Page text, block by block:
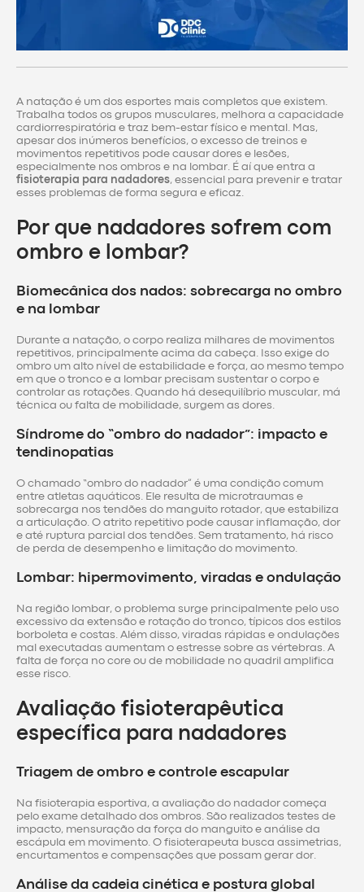
A natação é um dos esportes mais completos que existem.
Trabalha todos os grupos musculares, melhora a capacidade
cardiorrespiratória e traz bem-estar físico e mental. Mas,
apesar dos inúmeros benefícios, o excesso de treinos e
movimentos repetitivos pode causar dores e lesões,
especialmente nos ombros e na lombar. É aí que entra a
fisioterapia para nadadores, essencial para prevenir e tratar
esses problemas de forma segura e eficaz.
Por que nadadores sofrem com
ombro e lombar?
Biomecânica dos nados: sobrecarga no ombro
e na lombar
Durante a natação, o corpo realiza milhares de movimentos
repetitivos, principalmente acima da cabeça. Isso exige do
ombro um alto nível de estabilidade e força, ao mesmo tempo
em que o tronco e a lombar precisam sustentar o corpo e
controlar as rotações. Quando há desequilíbrio muscular, má
técnica ou falta de mobilidade, surgem as dores.
Síndrome do “ombro do nadador”: impacto e
tendinopatias
O chamado “ombro do nadador” é uma condição comum
entre atletas aquáticos. Ele resulta de microtraumas e
sobrecarga nos tendões do manguito rotador, que estabiliza
a articulação. O atrito repetitivo pode causar inflamação, dor
e até ruptura parcial dos tendões. Sem tratamento, há risco
de perda de desempenho e limitação do movimento.
Lombar: hipermovimento, viradas e ondulação
Na região lombar, o problema surge principalmente pelo uso
excessivo da extensão e rotação do tronco, típicos dos estilos
borboleta e costas. Além disso, viradas rápidas e ondulações
mal executadas aumentam o estresse sobre as vértebras. A
falta de força no core ou de mobilidade no quadril amplifica
esse risco.
Avaliação fisioterapêutica
específica para nadadores
Triagem de ombro e controle escapular
Na fisioterapia esportiva, a avaliação do nadador começa
pelo exame detalhado dos ombros. São realizados testes de
impacto, mensuração da força do manguito e análise da
escápula em movimento. O fisioterapeuta busca assimetrias,
encurtamentos e compensações que possam gerar dor.
Análise da cadeia cinética e postura global